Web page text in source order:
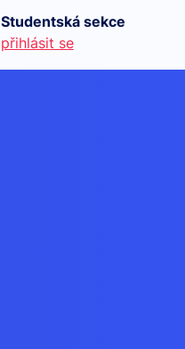
Studentská sekce
přihlásit se